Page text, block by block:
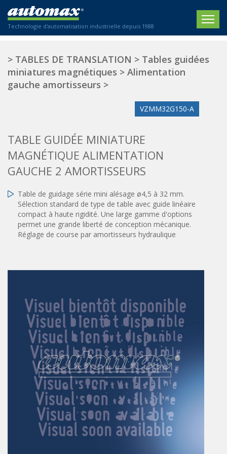
Technologie d'automatisation industrielle depuis 1988
ACCUEIL
SOCIÉTÉ
Actionneurs électriques
Actionneurs normalisés
Actionneurs standardisés
Régulateurs hydrauliques
Systèmes modulaires pneumatiques
Tables de translation
Vérins à combinaisons de mouvement
Joints tournants
CONTRÔLE DES FLUIDES
Auxiliaires de ligne
Auxiliaires de raccordement
Électrovannes tous fluides
DISTRIBUTEURS
Commande à pédale
Commande électrique
Commande manuelle
Commande musculaire
Agriculture
Emballage / Étiquetage
Imprimerie
Plasturgie
Solutions personnalisées
Textiles
CONTACT
Nous sommes heureux de vous conseiller !
En
> TABLES DE TRANSLATION > Tables guidées
miniatures magnétiques > Alimentation
gauche amortisseurs >
VZMM32G150-A
TABLE GUIDÉE MINIATURE
MAGNÉTIQUE ALIMENTATION
GAUCHE 2 AMORTISSEURS
Table de guidage série mini alésage ø4,5 à 32 mm.
Sélection standard de type de table avec guide linéaire
compact à haute rigidité. Une large gamme d'options
permet une grande liberté de conception mécanique.
Réglage de course par amortisseurs hydraulique